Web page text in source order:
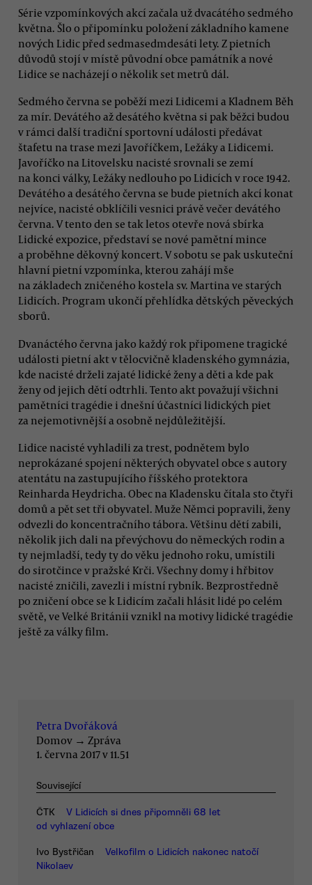
Série vzpomínkových akcí začala už dvacátého sedmého
května. Šlo o připomínku položení základního kamene
nových Lidic před sedmasedmdesáti lety. Z pietních
důvodů stojí v místě původní obce památník a nové
Lidice se nacházejí o několik set metrů dál.
Sedmého června se poběží mezi Lidicemi a Kladnem Běh
za mír. Devátého až desátého května si pak běžci budou
v rámci další tradiční sportovní události předávat
štafetu na trase mezi Javoříčkem, Ležáky a Lidicemi.
Javoříčko na Litovelsku nacisté srovnali se zemí
na konci války, Ležáky nedlouho po Lidicích v roce 1942.
Devátého a desátého června se bude pietních akcí konat
nejvíce, nacisté obklíčili vesnici právě večer devátého
června. V tento den se tak letos otevře nová sbírka
Lidické expozice, představí se nové pamětní mince
a proběhne děkovný koncert. V sobotu se pak uskuteční
hlavní pietní vzpomínka, kterou zahájí mše
na základech zničeného kostela sv. Martina ve starých
Lidicích. Program ukončí přehlídka dětských pěveckých
sborů.
Dvanáctého června jako každý rok připomene tragické
události pietní akt v tělocvičně kladenského gymnázia,
kde nacisté drželi zajaté lidické ženy a děti a kde pak
ženy od jejich dětí odtrhli. Tento akt považují všichni
pamětníci tragédie i dnešní účastníci lidických piet
za nejemotivnější a osobně nejdůležitější.
Lidice nacisté vyhladili za trest, podnětem bylo
neprokázané spojení některých obyvatel obce s autory
atentátu na zastupujícího říšského protektora
Reinharda Heydricha. Obec na Kladensku čítala sto čtyři
domů a pět set tři obyvatel. Muže Němci popravili, ženy
odvezli do koncentračního tábora. Většinu dětí zabili,
několik jich dali na převýchovu do německých rodin a
ty nejmladší, tedy ty do věku jednoho roku, umístili
do sirotčince v pražské Krči. Všechny domy i hřbitov
nacisté zničili, zavezli i místní rybník. Bezprostředně
po zničení obce se k Lidicím začali hlásit lidé po celém
světě, ve Velké Británii vznikl na motivy lidické tragédie
ještě za války film.
Petra Dvořáková
Domov → Zpráva
1. června 2017 v 11.51
Související
ČTK
V Lidicích si dnes připomněli 68 let
od vyhlazení obce
Ivo Bystřičan
Velkofilm o Lidicích nakonec natočí
Nikolaev